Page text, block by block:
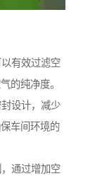
有效过滤空
的纯净度。
设计，减少
车间环境的
通过增加空